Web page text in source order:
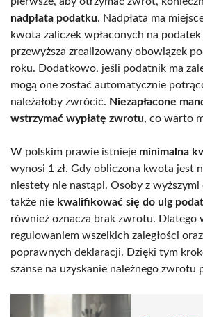
nadpłata podatku. Nadpłata ma
kwota zaliczek wpłaconych na
przewyższa zrealizowany obowiązek
roku. Dodatkowo, jeśli podatnik ma
mogą one zostać automatycznie
należałoby zwrócić. Niezapłacone
wstrzymać wypłatę zwrotu, co warto
W polskim prawie istnieje minimalna
wynosi 1 zł. Gdy obliczona kwota jest
niestety nie nastąpi. Osoby z wyższymi
także nie kwalifikować się do ulg
również oznacza brak zwrotu. Dlatego
regulowaniem wszelkich zaległości
poprawnych deklaracji. Dzięki tym
szanse na uzyskanie należnego zwrotu